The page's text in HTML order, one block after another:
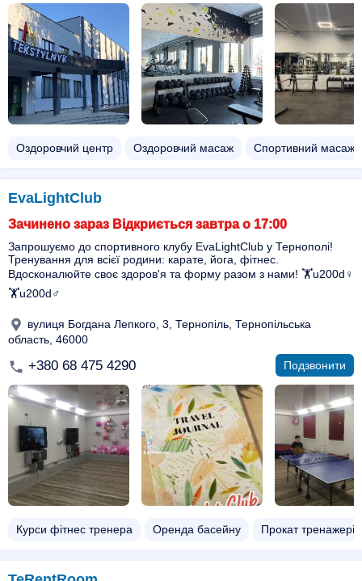
Оздоровчий центр Оздоровчий масаж Спортивний масаж
EvaLightClub
Зачинено зараз Відкриється завтра о 17:00
Запрошуємо до спортивного клубу EvaLightClub у Тернополі!
Тренування для всієї родини: карате, йога, фітнес.
Вдосконалюйте своє здоров'я та форму разом з нами! 🏋️u200d♀️
🏋️u200d♂️
вулиця Богдана Лепкого, 3, Тернопіль, Тернопільська
область, 46000
+380 68 475 4290 Подзвонити
Курси фітнес тренера Оренда басейну Прокат тренажерів